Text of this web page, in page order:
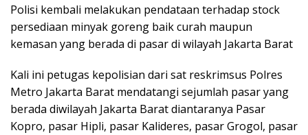
Polisi kembali melakukan pendataan terhadap stock
persediaan minyak goreng baik curah maupun
kemasan yang berada di pasar di wilayah Jakarta Barat
Kali ini petugas kepolisian dari sat reskrimsus Polres
Metro Jakarta Barat mendatangi sejumlah pasar yang
berada diwilayah Jakarta Barat diantaranya Pasar
Kopro, pasar Hipli, pasar Kalideres, pasar Grogol, pasar